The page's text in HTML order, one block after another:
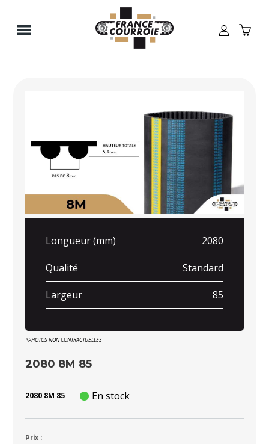
Longueur (mm) 2080
Qualité Standard
Largeur 85
*PHOTOS NON CONTRACTUELLES
2080 8M 85
2080 8M 85 En stock
Prix :
Panneau de gestion des cookies